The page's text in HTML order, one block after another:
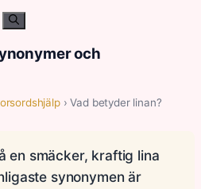
och
› Vad betyder linan?
en smäcker, kraftig lina
synonymen är